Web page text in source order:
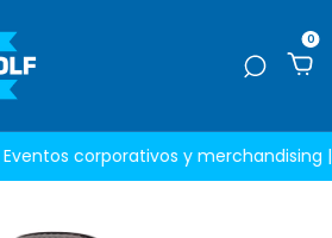
0
Eventos corporativos y merchandising |